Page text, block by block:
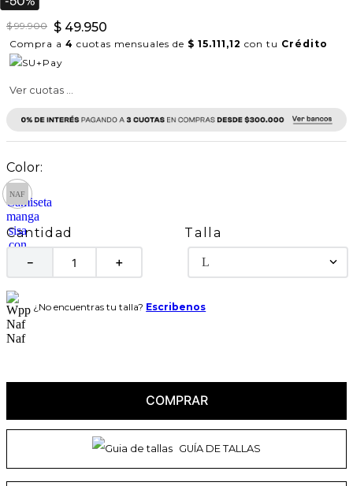
$ 99.900 $ 49.950
Compra a 4 cuotas mensuales de $ 15.111,12 con tu Crédito
Ver cuotas ...
Cantidad
＋
－
Talla
L
¿No encuentras tu talla? Escribenos
COMPRAR
GUÍA DE TALLAS